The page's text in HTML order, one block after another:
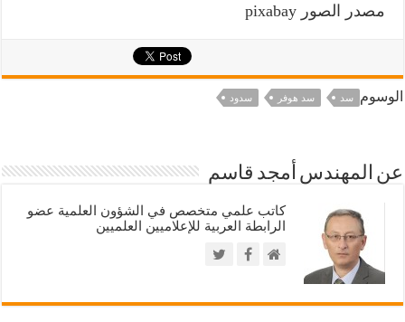
مصدر الصور pixabay
الوسوم سد سد هوفر سدود
عن المهندس أمجد قاسم
كاتب علمي متخصص في الشؤون العلمية عضو
الرابطة العربية للإعلاميين العلميين